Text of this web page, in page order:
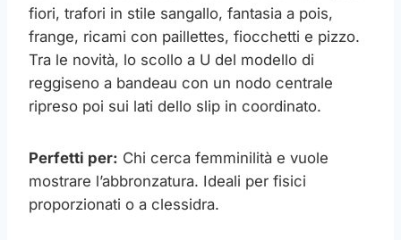
fiori, trafori in stile sangallo, fantasia a pois,
frange, ricami con paillettes, fiocchetti e pizzo.
Tra le novità, lo scollo a U del modello di
reggiseno a bandeau con un nodo centrale
ripreso poi sui lati dello slip in coordinato.
Perfetti per: Chi cerca femminilità e vuole
mostrare l’abbronzatura. Ideali per fisici
proporzionati o a clessidra.